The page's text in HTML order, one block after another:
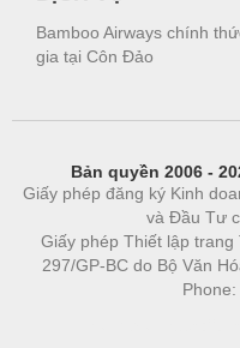
Bamboo Airways chính
gia tại Côn Đảo
Bản quyền 2006 -
Giấy phép đăng ký Kinh
và Đầu Tư
Giấy phép Thiết lập
297/GP-BC do Bộ Văn